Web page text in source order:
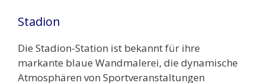
Stadion
Die Stadion-Station ist bekannt für ihre
markante blaue Wandmalerei, die dynamische
Atmosphären von Sportveranstaltungen